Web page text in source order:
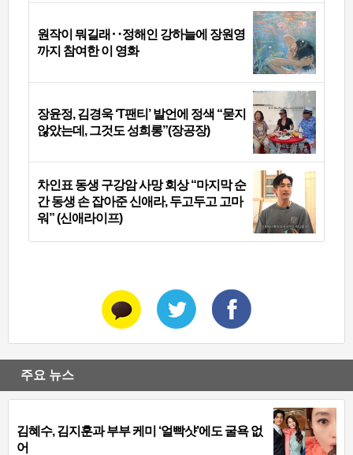
원작이 뭐길래‥정해인 강하늘에 장원영
까지 참여한 이 영화
장윤정, 김경욱 ‘T팬티’ 발언에 정색 “묻지
않았는데, 그것도 성희롱”(장공장)
차인표 동생 구강암 사망 회상 “마지막 순
간 동생 손 잡아준 신애라, 두고두고 고마
워” (신애라이프)
주요 뉴스
김혜수, 김지훈과 부부 케미 ‘얼빡샷’에도 굴욕 없
어